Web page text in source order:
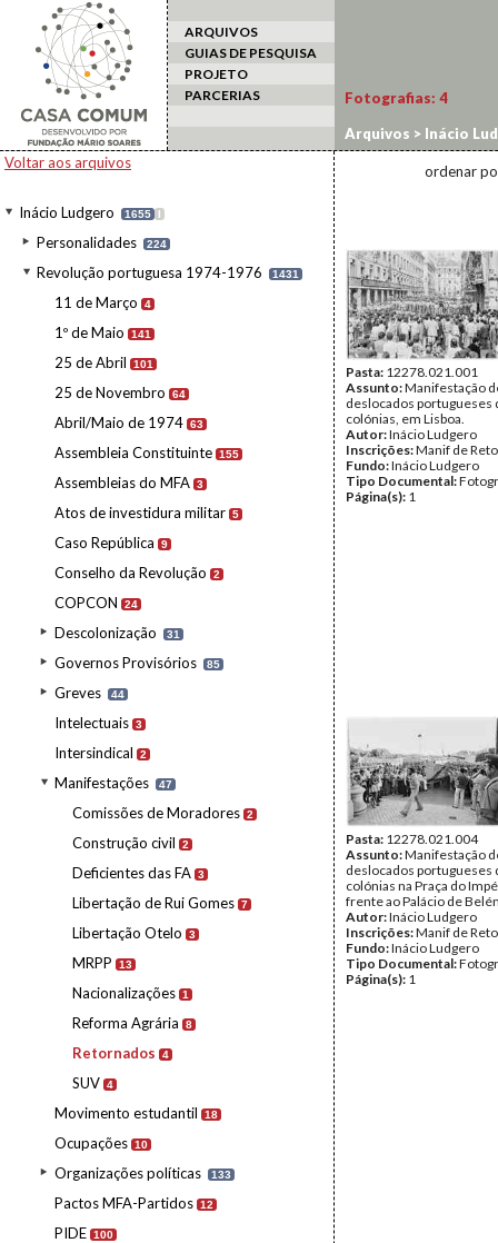
ARQUIVOS
GUIAS DE PESQUISA
PROJETO
PARCERIAS
Voltar aos arquivos
Inácio Ludgero 1655 I
Personalidades 224
Revolução portuguesa 1974-1976 1431
11 de Março 4
1º de Maio 141
25 de Abril 101
25 de Novembro 64
Abril/Maio de 1974 63
Assembleia Constituinte 155
Assembleias do MFA 3
Atos de investidura militar 5
Caso República 9
Conselho da Revolução 2
COPCON 24
Descolonização 31
Governos Provisórios 85
Greves 44
Intelectuais 3
Intersindical 2
Manifestações 47
Comissões de Moradores 2
Construção civil 2
Deficientes das FA 3
Libertação de Rui Gomes 7
Libertação Otelo 3
MRPP 13
Nacionalizações 1
Reforma Agrária 8
Retornados 4
SUV 4
Movimento estudantil 18
Ocupações 10
Organizações políticas 133
Pactos MFA-Partidos 12
PIDE 100
Fotografias: 4
Arquivos > Inácio
ordenar
Pasta: 12278.021.001
Assunto:Manifestação
deslocados portugueses
colónias, em Lisboa.
Autor:Inácio Ludgero
Inscrições:Manif de
Fundo:Inácio Ludgero
Tipo Documental:
Página(s): 1
Pasta: 12278.021.004
Assunto:Manifestação
deslocados portugueses
colónias na Praça do
frente ao Palácio de
Autor:Inácio Ludgero
Inscrições:Manif de
Fundo:Inácio Ludgero
Tipo Documental:
Página(s): 1